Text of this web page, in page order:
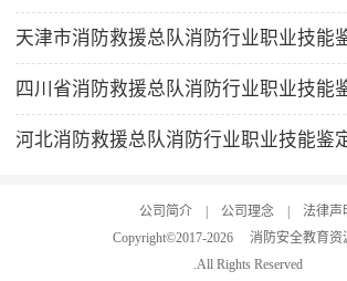
公司简介 | 公司理念 |
法律声
Copyright©2017-2026
消防安全教育资
.All Rights Reserved